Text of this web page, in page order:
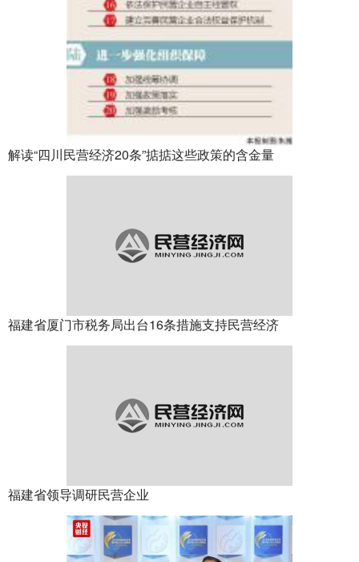
解读“四川民营经济20条”掂掂这些政策的含金量
福建省厦门市税务局出台16条措施支持民营经济
福建省领导调研民营企业